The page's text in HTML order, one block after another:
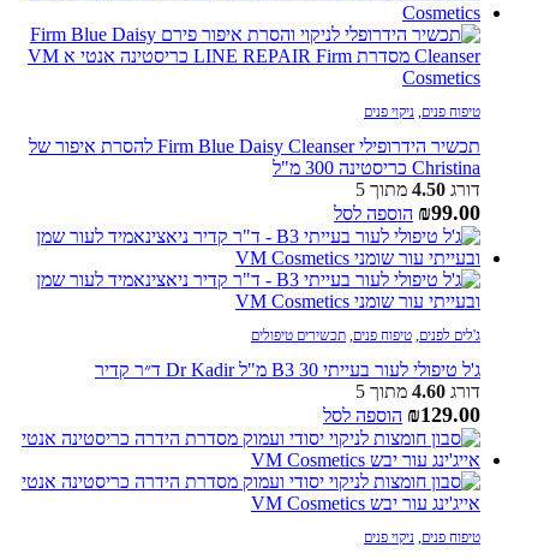
טיפוח פנים ניקוי פנים
תכשיר הידרופילי Firm Blue Daisy Cleanser להסרת איפור של
Christina כריסטינה 300 מ"ל
דורג 4.50 מתוך 5
₪99.00 הוספה לסל
ג'לים לפנים טיפוח פנים תכשירים טיפולים
ג'ל טיפולי לעור בעייתי B3 30 מ"ל Dr Kadir ד״ר קדיר
דורג 4.60 מתוך 5
₪129.00 הוספה לסל
טיפוח פנים ניקוי פנים